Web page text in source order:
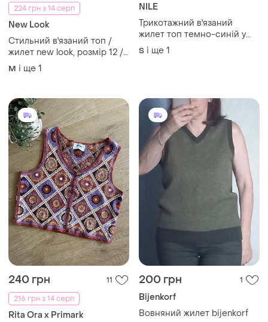
224 грн з 14 серп
New Look
Стильний в'язаний топ /
жилет new look, розмір 12 /
40 (новий з біркою)
M і ще 1
NILE
Трикотажний в'язаний
жилет топ темно-синій у
рубчик льон бавовна
кежуал класика бохо
S і ще 1
240 грн
11
216 грн з 14 серп
Rita Ora x Primark
200 грн 1
Bijenkorf
Вовняний жилет bijenkorf